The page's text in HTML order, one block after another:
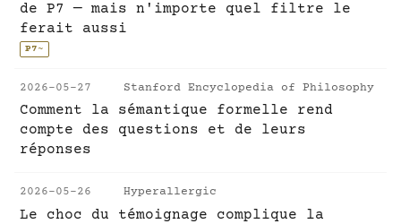
de P7 — mais n'importe quel filtre le
ferait aussi
P7~
2026-05-27 Stanford Encyclopedia of Philosophy
Comment la sémantique formelle rend
compte des questions et de leurs
réponses
2026-05-26 Hyperallergic
Le choc du témoignage complique la